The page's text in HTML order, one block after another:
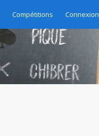
Compétitions Connexion